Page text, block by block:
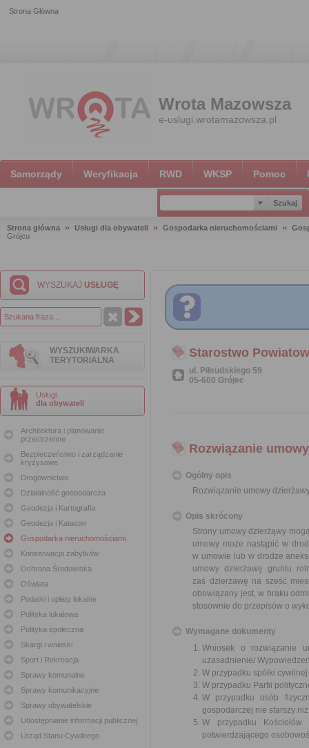
Strona Główna
Wrota Mazowsza
e-uslugi.wrotamazowsza.pl
Samorządy Weryfikacja RWD WKSP Pomoc
Strona główna Usługi dla obywateli Gospodarka nieruchomościami
Grójcu
WYSZUKAJ USŁUGĘ
WYSZUKIWARKA
TERYTORIALNA
Usługi
dla obywateli
Architektura i planowanie
przestrzenne
Bezpieczeństwo i zarządzanie
kryzysowe
Drogownictwo
Działalność gospodarcza
Geodezja i Kartografia
Geodezja i Kataster
Gospodarka nieruchomościami
Konserwacja zabytków
Ochrona Środowiska
Oświata
Podatki i opłaty lokalne
Polityka lokalowa
Polityka społeczna
Skargi i wnioski
Sport i Rekreacja
Sprawy komunalne
Sprawy komunikacyjne
Sprawy obywatelskie
Udostępnianie informacji publicznej
Urząd Stanu Cywilnego
Starostwo
ul. Piłsudskiego 59
05-600 Grójec
Rozwiązanie
Ogólny opis
Rozwiązanie umowy
Opis skrócony
Strony umowy dzierżąwy
umowy może nastąpić w
w umowie lub w drodze
umowy dzierżawę gruntu
zaś dzierżawę na sześć
obowiązany jest, w braku
stosownie do przepisów o
Wymagane dokumenty
Wniosek o rozwiązanie
uzasadnienie/
W przypadku spółki
W przypadku Partii
W przypadku osób
gospodarczej nie starszy
W przypadku
potwierdzającego